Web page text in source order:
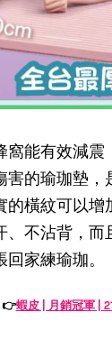
窩能有效減震
害的瑜珈墊，
的橫紋可以
、不沾背，而
家練瑜珈。
👉蝦皮 | 月銷冠軍 |